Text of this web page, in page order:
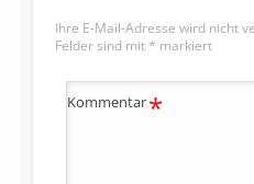
Ihre E-Mail-Adresse wird nicht
Felder sind mit * markiert
Kommentar*